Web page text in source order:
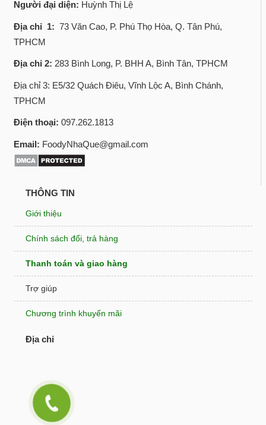
Người đại diện: Huỳnh Thị Lệ
Địa chỉ 1: 73 Văn Cao, P. Phú Thọ Hòa, Q. Tân Phú,
TPHCM
Địa chỉ 2: 283 Bình Long, P. BHH A, Bình Tân, TPHCM
Địa chỉ 3: E5/32 Quách Điêu, Vĩnh Lộc A, Bình Chánh,
TPHCM
Điện thoại: 097.262.1813
Email: FoodyNhaQue@gmail.com
THÔNG TIN
Giới thiệu
Chính sách đổi, trả hàng
Thanh toán và giao hàng
Trợ giúp
Chương trình khuyến mãi
Địa chỉ